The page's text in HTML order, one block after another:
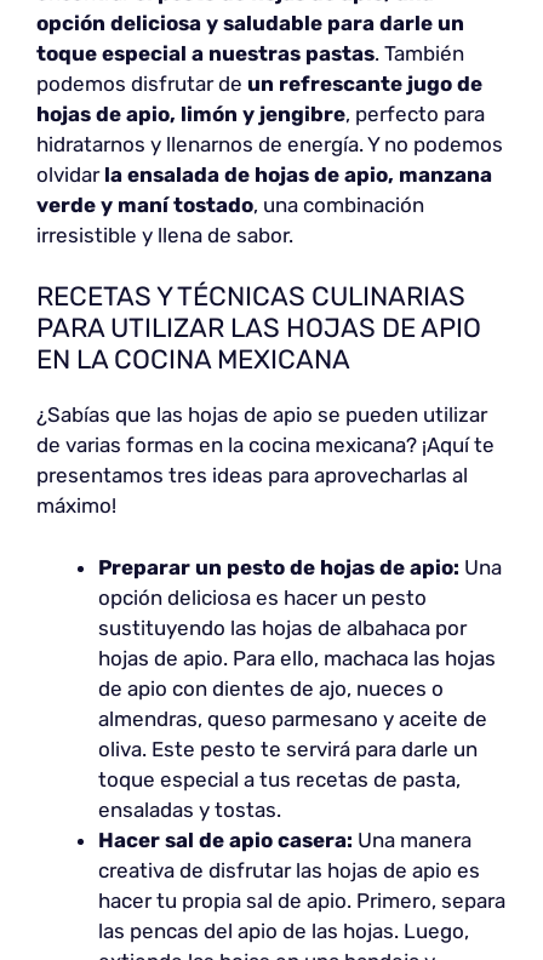
opción deliciosa y saludable para darle un
toque especial a nuestras pastas. También
podemos disfrutar de un refrescante jugo de
hojas de apio, limón y jengibre, perfecto para
hidratarnos y llenarnos de energía. Y no podemos
olvidar la ensalada de hojas de apio, manzana
verde y maní tostado, una combinación
irresistible y llena de sabor.
RECETAS Y TÉCNICAS CULINARIAS
PARA UTILIZAR LAS HOJAS DE APIO
EN LA COCINA MEXICANA
¿Sabías que las hojas de apio se pueden utilizar
de varias formas en la cocina mexicana? ¡Aquí te
presentamos tres ideas para aprovecharlas al
máximo!
Preparar un pesto de hojas de apio: Una
opción deliciosa es hacer un pesto
sustituyendo las hojas de albahaca por
hojas de apio. Para ello, machaca las hojas
de apio con dientes de ajo, nueces o
almendras, queso parmesano y aceite de
oliva. Este pesto te servirá para darle un
toque especial a tus recetas de pasta,
ensaladas y tostas.
Hacer sal de apio casera: Una manera
creativa de disfrutar las hojas de apio es
hacer tu propia sal de apio. Primero, separa
las pencas del apio de las hojas. Luego,